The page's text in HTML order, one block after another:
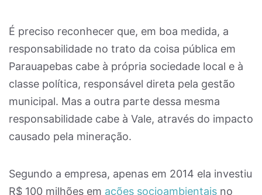
É preciso reconhecer que, em boa medida, a
responsabilidade no trato da coisa pública em
Parauapebas cabe à própria sociedade local e à
classe política, responsável direta pela gestão
municipal. Mas a outra parte dessa mesma
responsabilidade cabe à Vale, através do impacto
causado pela mineração.
Segundo a empresa, apenas em 2014 ela investiu
R$ 100 milhões em ações socioambientais no